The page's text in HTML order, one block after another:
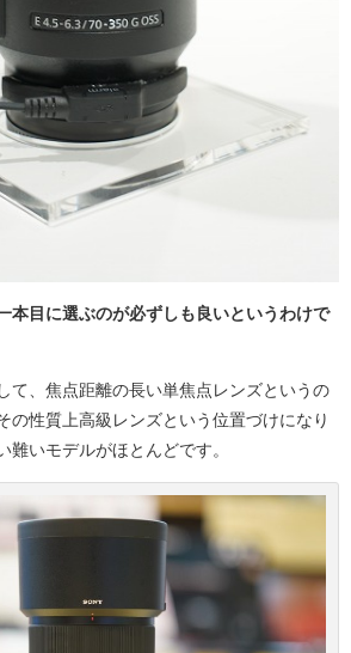
本目に選ぶのが必ずしも良いというわけで
て、焦点距離の長い単焦点レンズというの
の性質上高級レンズという位置づけになり
難いモデルがほとんどです。